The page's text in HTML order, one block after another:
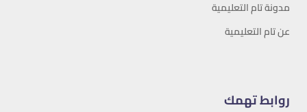
مدونة تام التعليمية
عن تام التعليمية
روابط تهمك